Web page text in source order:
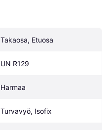
Takaosa, Etuosa
UN R129
Harmaa
Turvavyö, Isofix